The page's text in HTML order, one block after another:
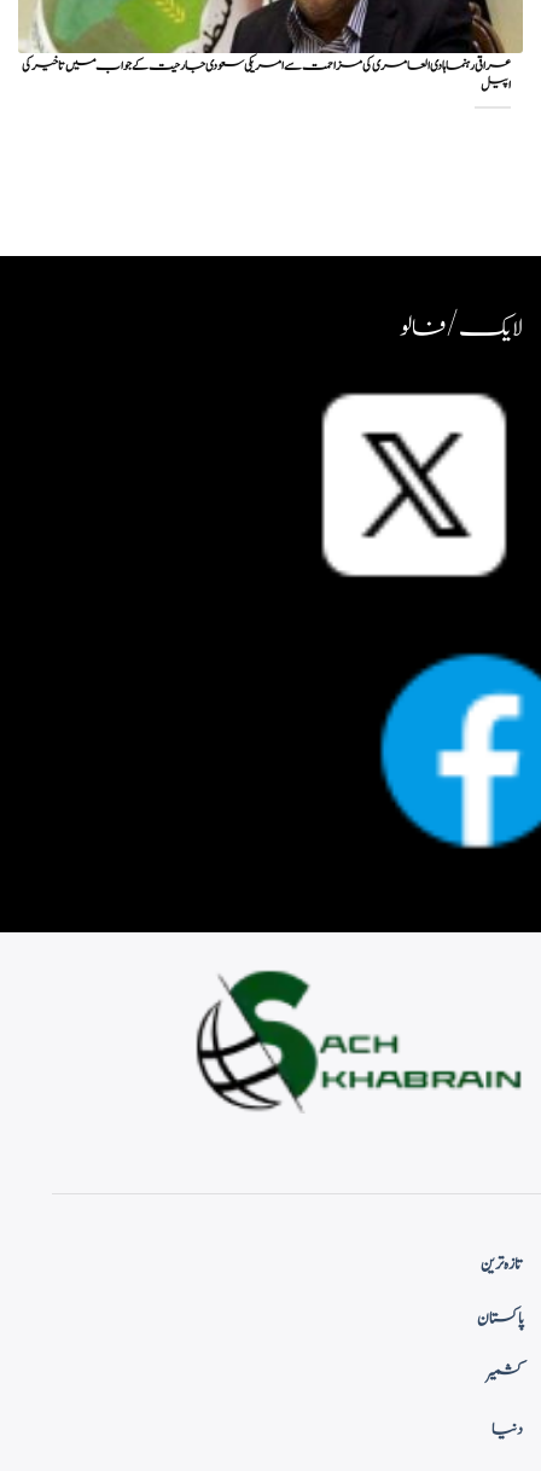
عراقی رہنما ہادی العامری کی مزاحمت سے امریکی سعودی جارحیت کے جواب میں تاخیر کی
اپیل
لایک / فالو
تازہ ترین
پاکستان
کشمیر
دنیا